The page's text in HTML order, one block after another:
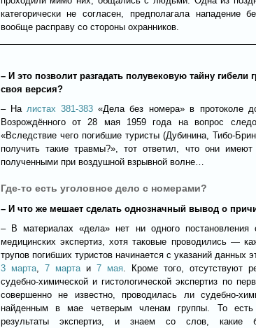
категорически не согласен, предполагала нападение
вообще расправу со стороны охранников.
– И это позволит разгадать полувековую тайну гибели
своя версия?
– На листах 381-383«Дела без номера» в протоколе
Возрождённого от 28 мая 1959 года на вопрос
«Вследствие чего погибшие туристы (Дубинина, Тибо-
получить такие травмы?», тот ответил, что они
полученными при воздушной взрывной волне…
Где-то есть уголовное дело с номерами?
– И что же мешает сделать однозначный вывод о
– В материалах «дела» нет ни одного постановления
медицинских экспертиз, хотя таковые проводились —
трупов погибших туристов начинается с указаний данных
3 марта, 7 мартаи 7 мая. Кроме того, отсутствуют
судебно-химической и гистологической экспертиз по
совершенно не известно, проводилась ли судебно-
найденным в мае четверым членам группы. То
результаты экспертиз, и знаем со слов, какие